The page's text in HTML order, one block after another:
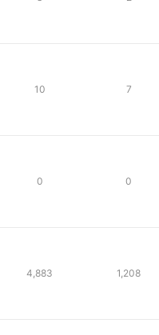
10 7
0 0
4,883 1,208